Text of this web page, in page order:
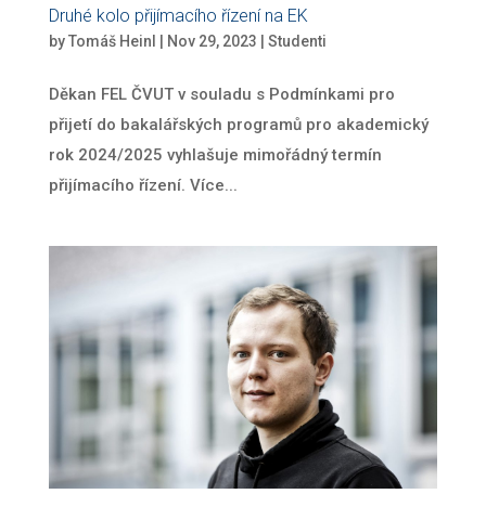
Druhé kolo přijímacího řízení na EK
byTomáš Heinl Nov 29, 2023 Studenti
Děkan FEL ČVUT v souladu s Podmínkami pro
přijetí do bakalářských programů pro akademický
rok 2024/2025 vyhlašuje mimořádný termín
přijímacího řízení. Více...